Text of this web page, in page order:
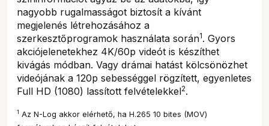
nagyobb rugalmasságot biztosít a kívánt
megjelenés létrehozásához a
szerkesztőprogramok használata során1. Gyors
akciójelenetekhez 4K/60p videót is készíthet
kivágás módban. Vagy drámai hatást kölcsönözhet
videójának a 120p sebességgel rögzített, egyenletes
Full HD (1080) lassított felvételekkel2.
1 Az N-Log akkor elérhető, ha H.265 10 bites (MOV)